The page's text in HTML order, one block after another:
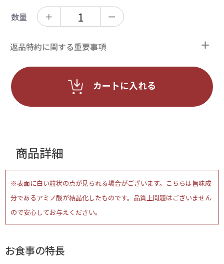
数量 ＋ ー
返品特約に関する重要事項
カートに入れる
商品詳細
※表面に白い粒状の点が見られる場合がございます。こちらは旨味成
分であるアミノ酸が結晶化したものです。品質上問題はございません
ので安心してお与えください。
お食事の特長